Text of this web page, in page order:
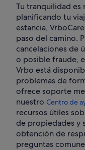
Tu tranquilidad es
planificando tu
estancia,
paso del camino.
cancelaciones de
o posible fraude,
Vrbo está
problemas de
ofrece soporte
nuestro Centro de
recursos útiles
de propiedades y
obtención de
preguntas